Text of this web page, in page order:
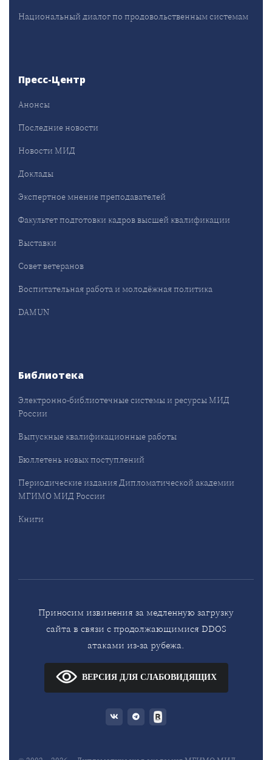
Национальный диалог по продовольственным системам
Пресс-Центр
Анонсы
Последние новости
Новости МИД
Доклады
Экспертное мнение преподавателей
Факультет подготовки кадров высшей квалификации
Выставки
Совет ветеранов
Воспитательная работа и молодёжная политика
DAMUN
Библиотека
Электронно-библиотечные системы и ресурсы МИД
России
Выпускные квалификационные работы
Бюллетень новых поступлений
Периодические издания Дипломатической академии
МГИМО МИД России
Книги
Приносим извинения за медленную загрузку
сайта в связи с продолжающимися DDOS
атаками из-за рубежа.
ВЕРСИЯ ДЛЯ СЛАБОВИДЯЩИХ